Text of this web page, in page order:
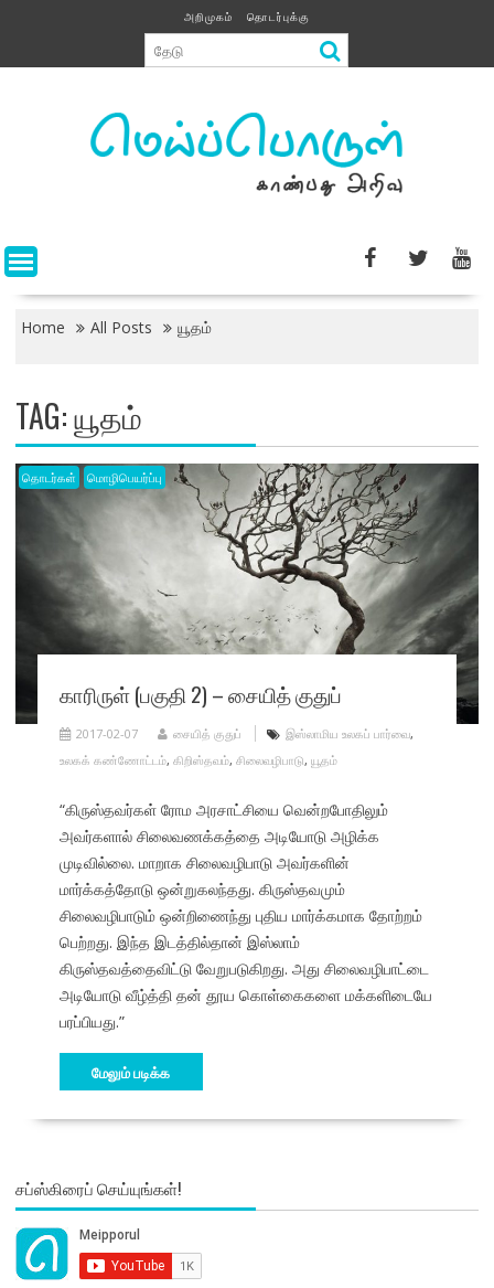
content
அறிமுகம் தொடர்புக்கு
Home All Posts யூதம்
TAG:யூதம்
தொடர்கள் மொழிபெயர்ப்பு
காரிருள் (பகுதி 2) – சையித் குதுப்
2017-02-07 சையித் குதுப் இஸ்லாமிய உலகப் பார்வை,
உலகக் கண்ணோட்டம், கிறிஸ்தவம், சிலைவழிபாடு, யூதம்
“கிருஸ்தவர்கள் ரோம அரசாட்சியை வென்றபோதிலும்
அவர்களால் சிலைவணக்கத்தை அடியோடு அழிக்க
முடிவில்லை. மாறாக சிலைவழிபாடு அவர்களின்
மார்க்கத்தோடு ஒன்றுகலந்தது. கிருஸ்தவமும்
சிலைவழிபாடும் ஒன்றிணைந்து புதிய மார்க்கமாக தோற்றம்
பெற்றது. இந்த இடத்தில்தான் இஸ்லாம்
கிருஸ்தவத்தைவிட்டு வேறுபடுகிறது. அது சிலைவழிபாட்டை
அடியோடு வீழ்த்தி தன் தூய கொள்கைகளை மக்களிடையே
பரப்பியது.”
மேலும் படிக்க
சப்ஸ்கிரைப் செய்யுங்கள்!